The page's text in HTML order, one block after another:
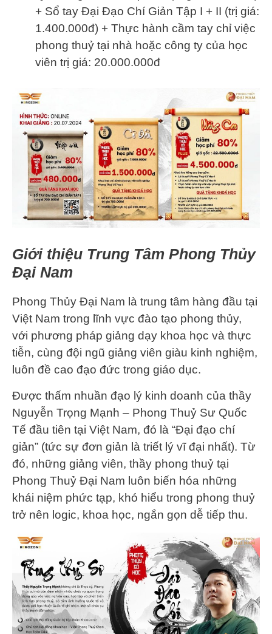
+ Sổ tay Đại Đạo Chí Giản Tập I + II (trị giá:
1.400.000đ) + Thực hành cầm tay chỉ việc
phong thuỷ tại nhà hoặc công ty của học
viên trị giá: 20.000.000đ
Giới thiệu Trung Tâm Phong Thủy
Đại Nam
Phong Thủy Đại Nam là trung tâm hàng đầu tại
Việt Nam trong lĩnh vực đào tạo phong thủy,
với phương pháp giảng dạy khoa học và thực
tiễn, cùng đội ngũ giảng viên giàu kinh nghiệm,
luôn đề cao đạo đức trong giáo dục.
Được thấm nhuần đạo lý kinh doanh của thầy
Nguyễn Trọng Mạnh – Phong Thuỷ Sư Quốc
Tế đầu tiên tại Việt Nam, đó là “Đại đạo chí
giản” (tức sự đơn giản là triết lý vĩ đại nhất). Từ
đó, những giảng viên, thầy phong thuỷ tại
Phong Thuỷ Đại Nam luôn biến hóa những
khái niệm phức tạp, khó hiểu trong phong thuỷ
trở nên logic, khoa học, ngắn gọn dễ tiếp thu.